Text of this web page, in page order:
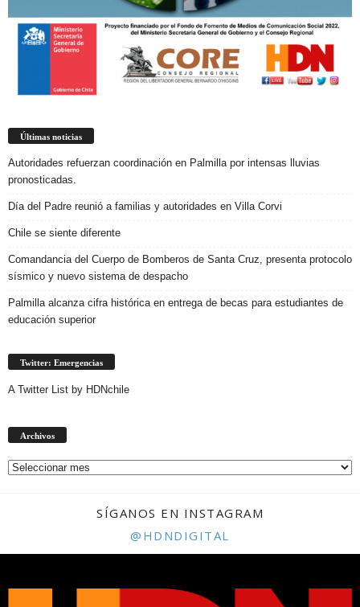
Últimas noticias
Autoridades refuerzan coordinación en Palmilla por intensas lluvias
pronosticadas.
Día del Padre reunió a familias y autoridades en Villa Corvi
Chile se siente diferente
Comandancia del Cuerpo de Bomberos de Santa Cruz, presenta protocolo
sísmico y nuevo sistema de despacho
Palmilla alcanza cifra histórica en entrega de becas para estudiantes de
educación superior
Twitter: Emergencias
A Twitter List by HDNchile
Archivos
SÍGANOS EN INSTAGRAM
@HDNDIGITAL